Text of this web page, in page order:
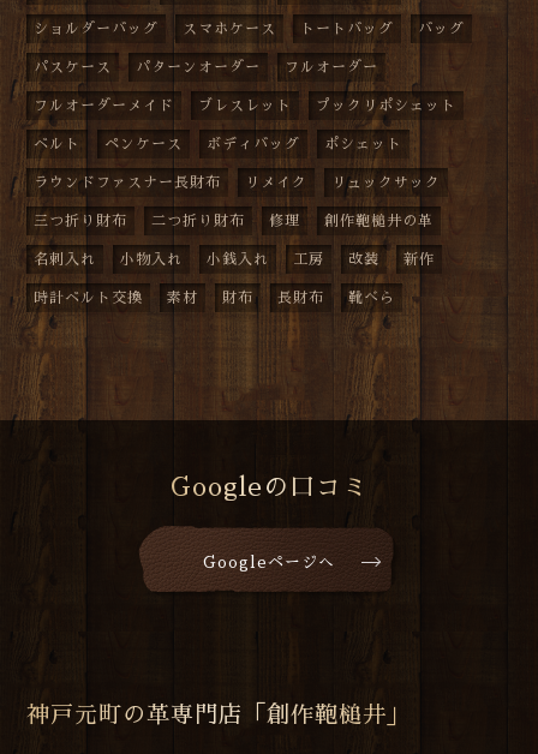
ショルダーバッグ スマホケース トートバッグ バッグ
パスケース パターンオーダー フルオーダー
フルオーダーメイド ブレスレット プックリポシェット
ベルト ペンケース ボディバッグ ポシェット
ラウンドファスナー長財布 リメイク リュックサック
三つ折り財布 二つ折り財布 修理 創作鞄槌井の革
名刺入れ 小物入れ 小銭入れ 工房 改装 新作
時計ベルト交換 素材 財布 長財布 靴べら
Googleの口コミ
Googleページへ
神戸元町の革専門店「創作鞄槌井」